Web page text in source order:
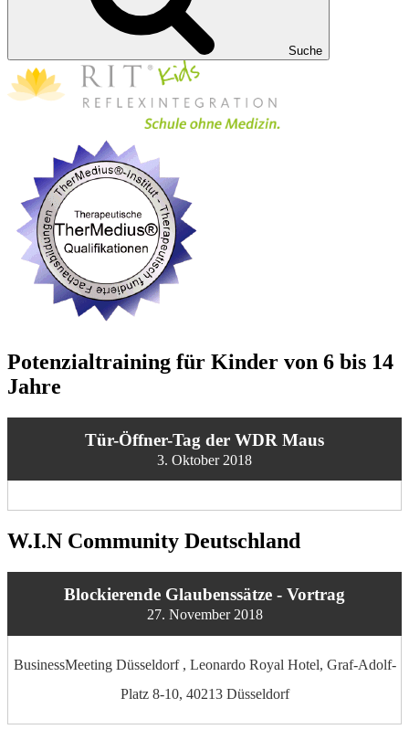
Suche
Potenzialtraining für Kinder von 6 bis 14
Jahre
Tür-Öffner-Tag der WDR Maus
3. Oktober 2018
W.I.N Community Deutschland
Blockierende Glaubenssätze - Vortrag
27. November 2018
BusinessMeeting Düsseldorf , Leonardo Royal Hotel, Graf-Adolf-
Platz 8-10, 40213 Düsseldorf